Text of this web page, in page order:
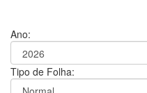
Ano:
Tipo de Folha: